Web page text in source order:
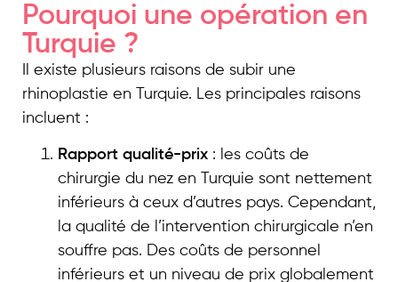
Pourquoi une opération en
Turquie ?
Il existe plusieurs raisons de subir une
rhinoplastie en Turquie. Les principales raisons
incluent :
Rapport qualité-prix : les coûts de
chirurgie du nez en Turquie sont nettement
inférieurs à ceux d’autres pays. Cependant,
la qualité de l’intervention chirurgicale n’en
souffre pas. Des coûts de personnel
inférieurs et un niveau de prix globalement